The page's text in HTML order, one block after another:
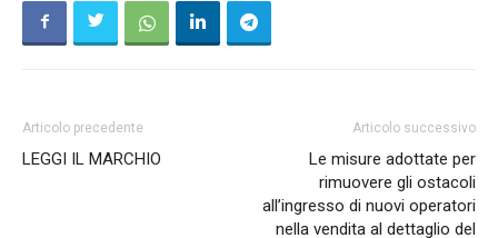
Articolo precedente
LEGGI IL MARCHIO
Articolo successivo
Le misure adottate per
rimuovere gli ostacoli
all’ingresso di nuovi operatori
nella vendita al dettaglio del